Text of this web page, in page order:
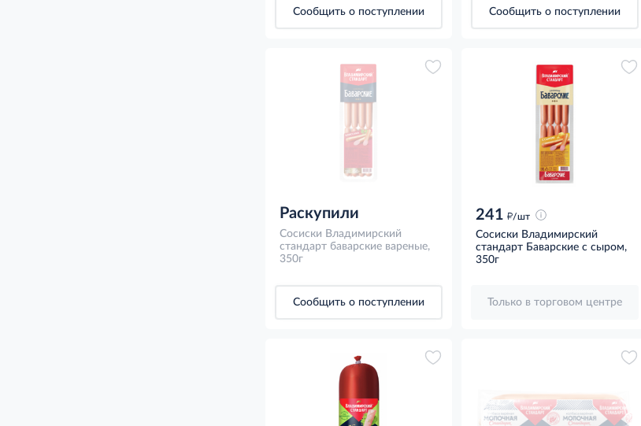
Сообщить о поступлении Сообщить о поступлении
Раскупили
Сосиски Владимирский
стандарт баварские вареные,
350г
Сообщить о поступлении
241 д/шт
Сосиски Владимирский
стандарт Баварские с сыром,
350г
Только в торговом центре